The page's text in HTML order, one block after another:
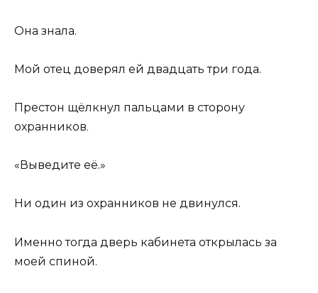
Она знала.
Мой отец доверял ей двадцать три года.
Престон щёлкнул пальцами в сторону
охранников.
«Выведите её.»
Ни один из охранников не двинулся.
Именно тогда дверь кабинета открылась за
моей спиной.